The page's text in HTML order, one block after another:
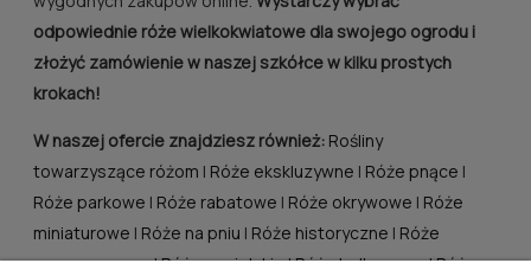
odpowiednie róże wielkokwiatowe dla swojego ogrodu i
złożyć zamówienie w naszej szkółce w kilku prostych
krokach!
W naszej ofercie znajdziesz również: Rośliny
towarzyszące różom | Róże ekskluzywne | Róże pnące |
Róże parkowe | Róże rabatowe | Róże okrywowe | Róże
miniaturowe | Róże na pniu | Róże historyczne | Róże
pomarszczone|Róże angielskie|Róże balkonowe|Róże